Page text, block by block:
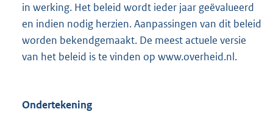
in werking. Het beleid wordt ieder jaar geëvalueerd
en indien nodig herzien. Aanpassingen van dit beleid
worden bekendgemaakt. De meest actuele versie
van het beleid is te vinden op www.overheid.nl.
Ondertekening